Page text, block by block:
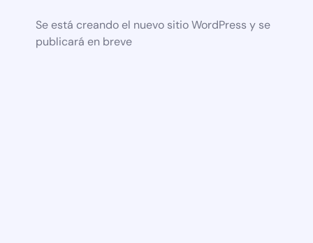
Se está creando el nuevo sitio WordPress y se
publicará en breve